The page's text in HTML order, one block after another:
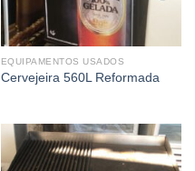
EQUIPAMENTOS USADOS
Cervejeira 560L Reformada